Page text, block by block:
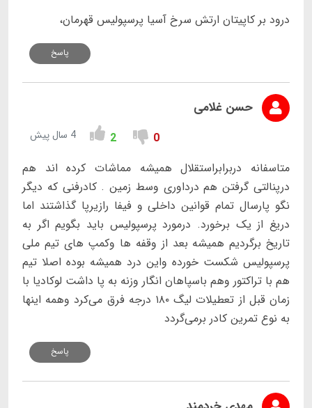
درود بر کاپیتان ارتش سرخ آسیا پرسپولیس قهرمان،
پاسخ
حسن غلامی
0
2 4 سال پیش
متاسفانه دربرابراستقلال همیشه مماشات کرده اند هم
درپنالتی گرفتن هم درداوری وسط زمین . کادرفنی که دیگر
نگو پارسال تمام قوانین داخلی و فیفا رازیرپا گذاشتند اما
دریغ از یک برخورد. درمورد پرسپولیس باید بگویم اگر به
تاریخ برگردیم همیشه بعد از وقفه ها وکمپ های تیم ملی
پرسپولیس شکست خورده واین درد همیشه بوده اصلا تیم
هم با تراکتور وهم باسپاهان انگار وزنه به پا داشت لوکادیا با
زمان قبل از تعطیلات لیگ ۱۸۰ درجه فرق می‌کرد وهمه اینها
به نوع تمرین کادر برمی‌گردد
پاسخ